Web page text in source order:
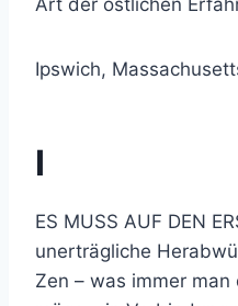
Art der östlichen
Ipswich,
I
ES MUSS AUF DEN
unerträgliche
Zen – was immer